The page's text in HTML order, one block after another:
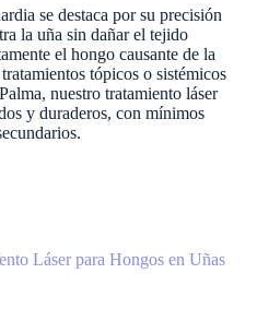
se destaca por su precisión
la uña sin dañar el tejido
el hongo causante de la
tópicos o sistémicos
nuestro tratamiento láser
y duraderos, con mínimos
Láser para Hongos en Uñas